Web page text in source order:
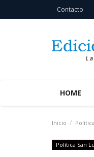
Contacto
HOME
Inicio
Política San